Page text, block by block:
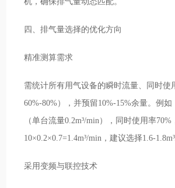
四、排气量选择的优化方向
精准测算需求
需统计所有用气设备的瞬时流量、同时使
60%-80%），并预留10%-15%余量。例
（单台流量0.2m³/min），同时使用率
10×0.2×0.7=1.4m³/min，建议选择1.6-
采用变频与联控技术